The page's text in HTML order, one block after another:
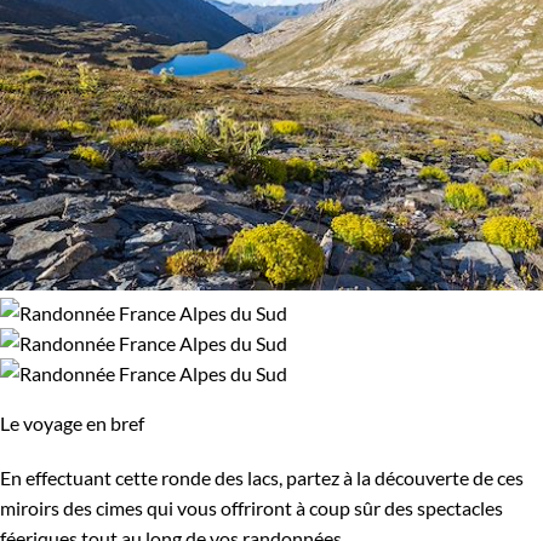
Le voyage en bref
En effectuant cette ronde des lacs, partez à la découverte de ces
miroirs des cimes qui vous offriront à coup sûr des spectacles